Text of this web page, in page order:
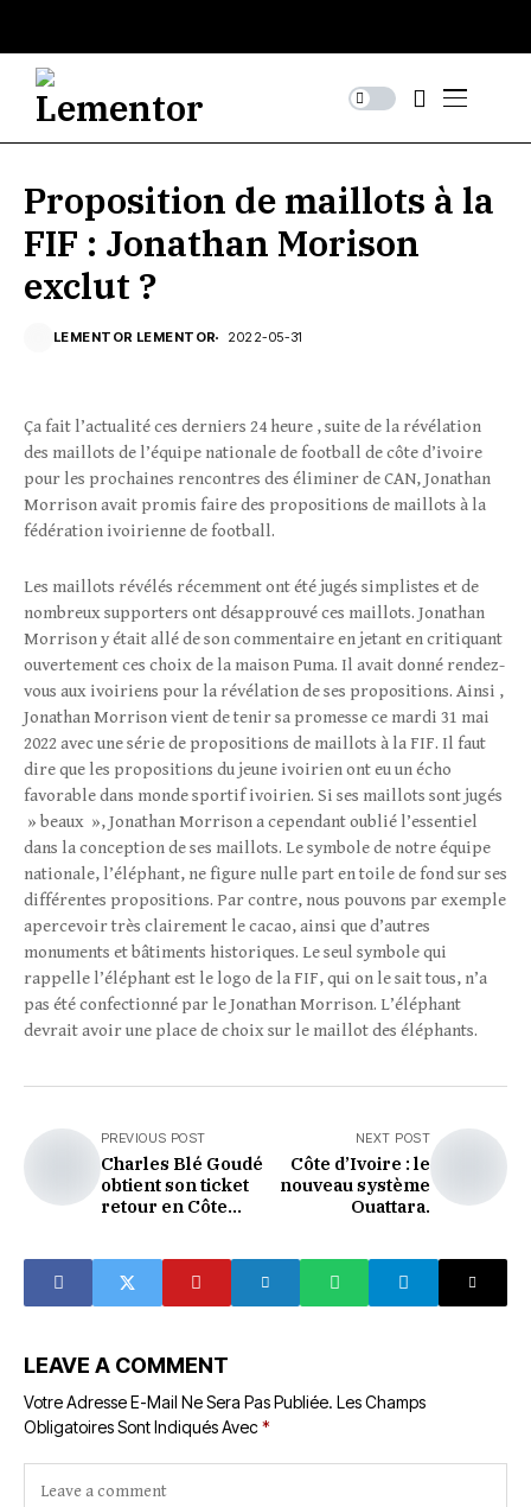
Proposition de maillots à la
FIF : Jonathan Morison
exclut ?
LEMENTOR LEMENTOR 2022-05-31
Ça fait l’actualité ces derniers 24 heure , suite de la révélation
des maillots de l’équipe nationale de football de côte d’ivoire
pour les prochaines rencontres des éliminer de CAN, Jonathan
Morrison avait promis faire des propositions de maillots à la
fédération ivoirienne de football.
Les maillots révélés récemment ont été jugés simplistes et de
nombreux supporters ont désapprouvé ces maillots. Jonathan
Morrison y était allé de son commentaire en jetant en critiquant
ouvertement ces choix de la maison Puma. Il avait donné rendez-
vous aux ivoiriens pour la révélation de ses propositions. Ainsi ,
Jonathan Morrison vient de tenir sa promesse ce mardi 31 mai
2022 avec une série de propositions de maillots à la FIF. Il faut
dire que les propositions du jeune ivoirien ont eu un écho
favorable dans monde sportif ivoirien. Si ses maillots sont jugés
» beaux », Jonathan Morrison a cependant oublié l’essentiel
dans la conception de ses maillots. Le symbole de notre équipe
nationale, l’éléphant, ne figure nulle part en toile de fond sur ses
différentes propositions. Par contre, nous pouvons par exemple
apercevoir très clairement le cacao, ainsi que d’autres
monuments et bâtiments historiques. Le seul symbole qui
rappelle l’éléphant est le logo de la FIF, qui on le sait tous, n’a
pas été confectionné par le Jonathan Morrison. L’éléphant
devrait avoir une place de choix sur le maillot des éléphants.
PREVIOUS POST
Charles Blé Goudé
obtient son ticket
retour en Côte
l'endroit du Chef
de l'État.
NEXT POST
Côte d’Ivoire : le
nouveau système
Ouattara.
LEAVE A COMMENT
Votre Adresse E-Mail Ne Sera Pas Publiée. Les Champs
Obligatoires Sont Indiqués Avec*